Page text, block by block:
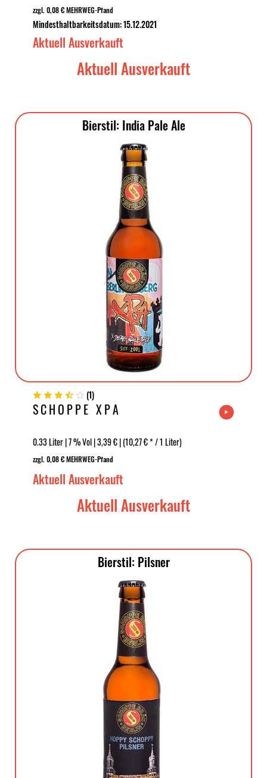
zzgl. 0,08 € MEHRWEG-Pfand
Mindesthaltbarkeitsdatum: 15.12.2021
Aktuell Ausverkauft
Aktuell Ausverkauft
Bierstil: India Pale Ale
(1)
SCHOPPE XPA
0.33 Liter | 7 % Vol | 3,39 € | (10,27 € * / 1 Liter)
zzgl. 0,08 € MEHRWEG-Pfand
Aktuell Ausverkauft
Aktuell Ausverkauft
Bierstil: Pilsner